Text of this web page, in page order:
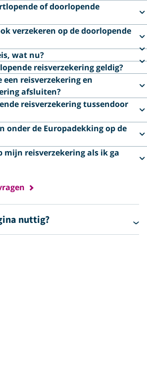
of doorlopende
verzekeren op de doorlopende
wat nu?
reisverzekering geldig?
reisverzekering en
afsluiten?
reisverzekering tussendoor
onder de Europadekking op de
mijn reisverzekering als ik ga
nuttig?